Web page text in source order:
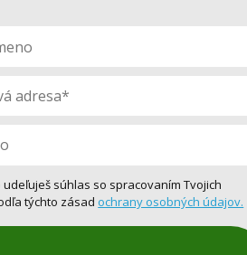
súhlas so spracovaním Tvojich
týchto zásad ochrany osobných údajov.